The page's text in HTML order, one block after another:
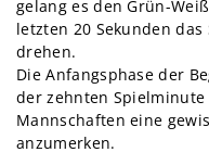
gelang es den Grün-
letzten 20 Sekunden
drehen.
Die Anfangsphase der
der zehnten
Mannschaften eine
anzumerken.